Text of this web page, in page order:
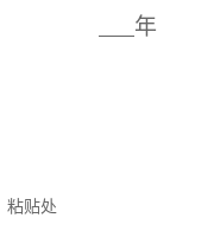
年
粘贴处